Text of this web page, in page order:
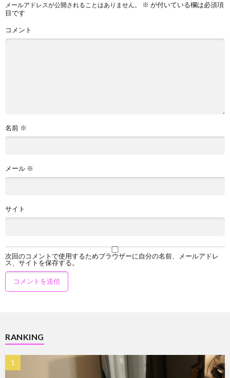
メールアドレスが公開されることはありません。 ※ が付いている欄は必須項
目です
コメント
名前 ※
メール ※
サイト
次回のコメントで使用するためブラウザーに自分の名前、メールアドレ
ス、サイトを保存する。
RANKING